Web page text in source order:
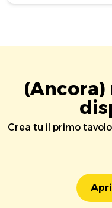
(Ancora)
Crea tu il primo